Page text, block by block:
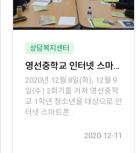
상담복지센터
영선중학교 인터넷 스마트폰 과의존 예방 해소 프로그램 운영
2020년 12월 8일(화), 12월 9
일(수) 2회기를 거쳐 영선중학
교 1학년 청소년을 대상으로 인
터넷·스마트폰..
2020-12-11